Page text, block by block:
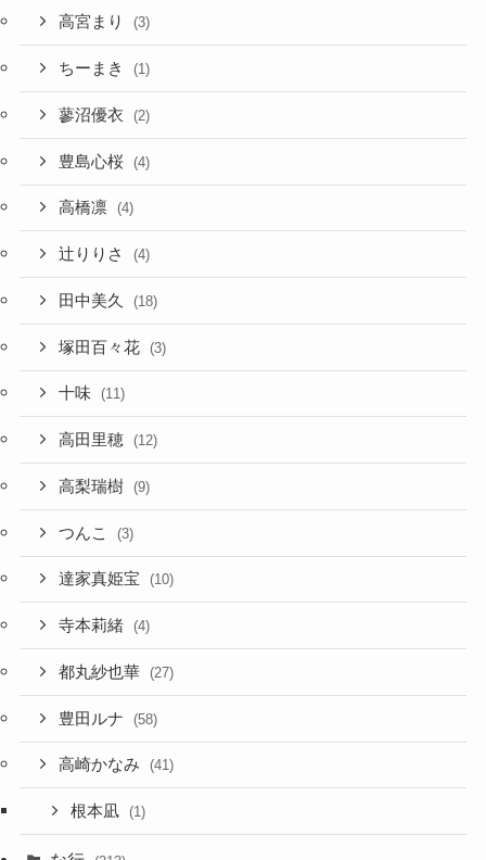
高宮まり (3)
ちーまき (1)
蓼沼優衣 (2)
豊島心桜 (4)
高橋凛 (4)
辻りりさ (4)
田中美久 (18)
塚田百々花 (3)
十味 (11)
高田里穂 (12)
高梨瑞樹 (9)
つんこ (3)
達家真姫宝 (10)
寺本莉緒 (4)
都丸紗也華 (27)
豊田ルナ (58)
高崎かなみ (41)
根本凪 (1)